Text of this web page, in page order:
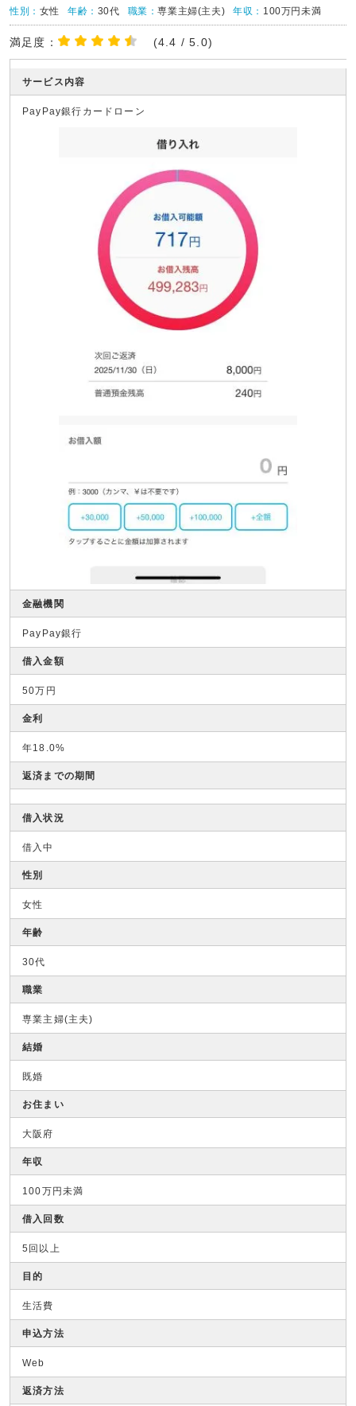
性別： 女性 年齢： 30代 職業：専業主婦(主夫) 年収： 100万円未満
満足度： (4.4 / 5.0)
サービス内容
PayPay銀行カードローン
金融機関
PayPay銀行
借入金額
50万円
金利
年18.0%
返済までの期間
借入状況
借入中
性別
女性
年齢
30代
職業
専業主婦(主夫)
結婚
既婚
お住まい
大阪府
年収
100万円未満
借入回数
5回以上
目的
生活費
申込方法
Web
返済方法